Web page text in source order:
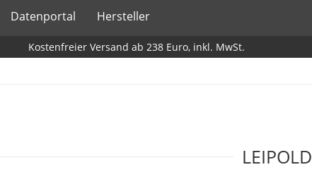
Datenportal Hersteller
Kostenfreier Versand ab 238 Euro, inkl. MwSt.
LEIPOLD